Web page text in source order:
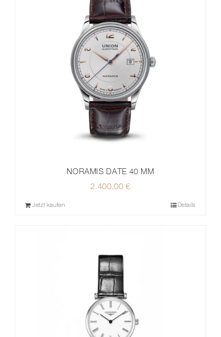
NORAMIS DATE 40 MM
2.400,00€
Jetzt kaufen Details